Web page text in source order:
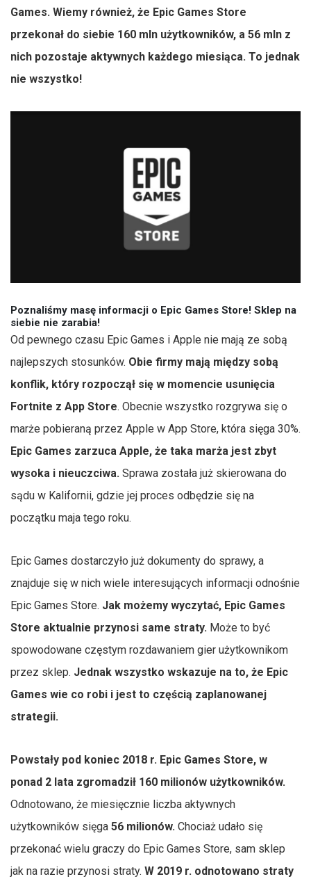
Games. Wiemy również, że Epic Games Store
przekonał do siebie 160 mln użytkowników, a 56 mln z
nich pozostaje aktywnych każdego miesiąca. To jednak
nie wszystko!
Poznaliśmy masę informacji o Epic Games Store! Sklep na
siebie nie zarabia!
Od pewnego czasu Epic Games i Apple nie mają ze sobą
najlepszych stosunków. Obie firmy mają między sobą
konflik, który rozpoczął się w momencie usunięcia
Fortnite z App Store. Obecnie wszystko rozgrywa się o
marże pobieraną przez Apple w App Store, która sięga 30%.
Epic Games zarzuca Apple, że taka marża jest zbyt
wysoka i nieuczciwa. Sprawa została już skierowana do
sądu w Kalifornii, gdzie jej proces odbędzie się na
początku maja tego roku.
Epic Games dostarczyło już dokumenty do sprawy, a
znajduje się w nich wiele interesujących informacji odnośnie
Epic Games Store. Jak możemy wyczytać, Epic Games
Store aktualnie przynosi same straty. Może to być
spowodowane częstym rozdawaniem gier użytkownikom
przez sklep. Jednak wszystko wskazuje na to, że Epic
Games wie co robi i jest to częścią zaplanowanej
strategii.
Powstały pod koniec 2018 r. Epic Games Store, w
ponad 2 lata zgromadził 160 milionów użytkowników.
Odnotowano, że miesięcznie liczba aktywnych
użytkowników sięga 56 milionów. Chociaż udało się
przekonać wielu graczy do Epic Games Store, sam sklep
jak na razie przynosi straty. W 2019 r. odnotowano straty